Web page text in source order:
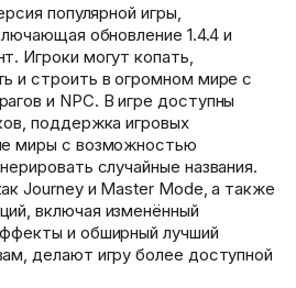
популярной игры,
обновление 1.4.4 и
Игроки могут копать,
и строить в огромном мире с
и NPC. В игре доступны
поддержка игровых
миры с возможностью
случайные названия.
Journey и Master Mode, а также
включая изменённый
и обширный лучший
делают игру более доступной